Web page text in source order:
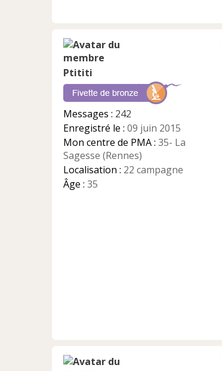
Ptititi
Messages : 242
Enregistré le : 09 juin 2015
Mon centre de PMA : 35- La
Sagesse (Rennes)
Localisation : 22 campagne
Âge : 35